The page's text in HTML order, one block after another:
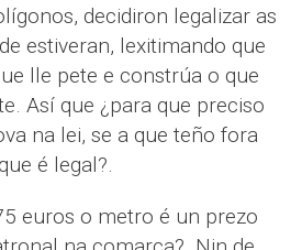
decidiron legalizar as
estiveran, lexitimando que
lle pete e constrúa o que
Así que ¿para que preciso
na lei, se a que teño fora
é legal?.
euros o metro é un prezo